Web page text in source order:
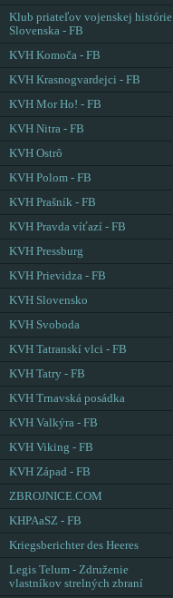
Klub priateľov vojenskej histórie
Slovenska - FB
KVH Komoča - FB
KVH Krasnogvardejci - FB
KVH Mor Ho! - FB
KVH Nitra - FB
KVH Ostrô
KVH Polom - FB
KVH Prašník - FB
KVH Pravda víťazí - FB
KVH Pressburg
KVH Prievidza - FB
KVH Slovensko
KVH Svoboda
KVH Tatranskí vlci - FB
KVH Tatry - FB
KVH Trnavská posádka
KVH Valkýra - FB
KVH Viking - FB
KVH Západ - FB
ZBROJNICE.COM
KHPAaSZ - FB
Kriegsberichter des Heeres
Legis Telum - Združenie
vlastníkov strelných zbraní